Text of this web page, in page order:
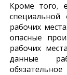
Кроме того,
рабочих
опасные
рабочих
данные